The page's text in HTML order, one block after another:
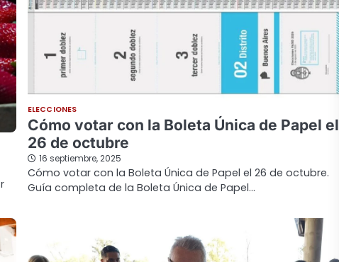
ELECCIONES
Cómo votar con la Boleta Única de Papel el
26 de octubre
16 septiembre, 2025
Cómo votar con la Boleta Única de Papel el 26 de octubre.
Guía completa de la Boleta Única de Papel…